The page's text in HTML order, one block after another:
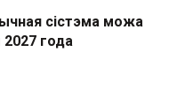
сістэма можа
года